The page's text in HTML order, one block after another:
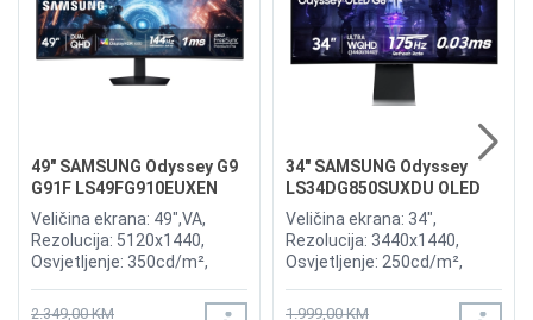
49" SAMSUNG Odyssey G9
G91F LS49FG910EUXEN
144Hz Gaming Curved
Display
Veličina ekrana: 49",VA,
Rezolucija: 5120x1440,
Osvjetljenje: 350cd/m²,
Osvježenje: 144Hz, AMD
2.349,00 KM
34" SAMSUNG Odyssey
LS34DG850SUXDU OLED
G8 175Hz Gaming Curved
Display
Veličina ekrana: 34",
Rezolucija: 3440x1440,
Osvjetljenje: 250cd/m²,
Osvježenje: 175Hz, AMD
1.999,00 KM